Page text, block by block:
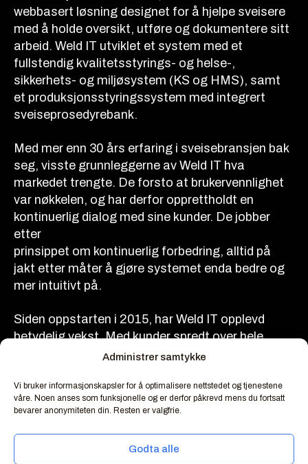
Administrer samtykke
Vi bruker informasjonskapsler for å optimalisere nettstedet og tjenestene
våre. Noen anses som funksjonelle og er derfor påkrevd mens du fortsatt
bevarer anonymiteten din. Resten er valgfrie.
Godta alle
webbasert løsning designet for å hjelpe sveisere
med å holde oversikt, utføre og dokumentere sitt
arbeid. Weld IT utviklet et system med et
fullstendig kvalitetsstyrings- og helse-,
sikkerhets- og miljøsystem (KS og HMS), samt
et produksjonsstyringssystem med integrert
sveiseprosedyrebank.
Med mer enn 30 års erfaring i sveisebransjen bak
seg, visste grunnleggerne av Weld IT hva
markedet trengte. De forsto at brukervennlighet
var nøkkelen, og har derfor opprettholdt en
kontinuerlig dialog med sine kunder. De jobber
etter
prinsippet om kontinuerlig forbedring, alltid på
jakt etter måter å gjøre systemet enda bedre og
mer intuitivt på.
Siden oppstarten i 2015, har Weld IT opplevd
betydelig vekst. Med kunder spredt over hele
Norge og Sverige, har vi klart å utvide vår
begynnelsen. For å fortsette å gi større
verdiskaping til kundene våre har vi økt vårt
brukergrunnlag. Weld IT er fast bestemt på å
fortsette å gjøre en forskjell i sveiseindustrien.